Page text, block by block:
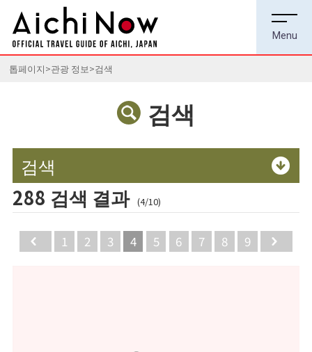
톱페이지 관광 정보 검색
검색
검색
288 검색 결과 (4/10)
Back
1 2 3 4 5 6 7 8 9